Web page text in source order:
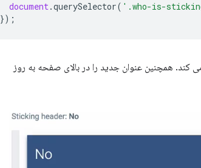
document.querySelector( '.who-is-
});
کند. همچنین عنوان جدید را در بالای صفحه به روز